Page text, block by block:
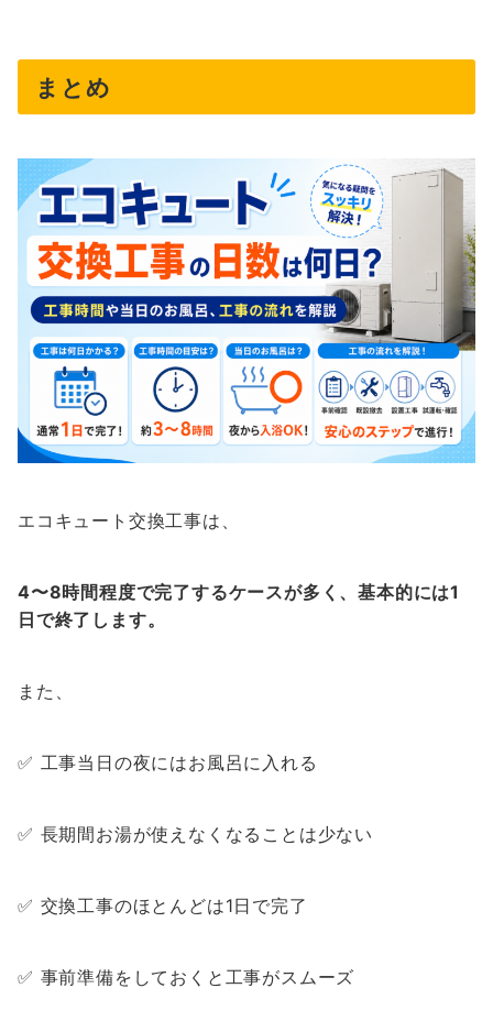
まとめ
エコキュート交換工事は、
4〜8時間程度で完了するケースが多く、基本的には1
日で終了します。
また、
✅ 工事当日の夜にはお風呂に入れる
✅ 長期間お湯が使えなくなることは少ない
✅ 交換工事のほとんどは1日で完了
✅ 事前準備をしておくと工事がスムーズ